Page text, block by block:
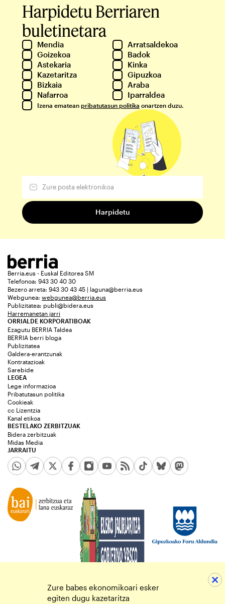
Harpidetu Berriaren
buletinetara
Mendia
Arratsaldekoa
Goizekoa
Badok
Astekaria
Kinka
Kazetaritza
Gipuzkoa
Bizkaia
Araba
Nafarroa
Iparraldea
Izena ematean pribatutasun politika onartzen duzu.
Berria.eus - Euskal Editorea SM
Telefonoa: 943 30 40 30
Bezero arreta: 943 30 43 45 | laguna@berria.eus
Webgunea: webgunea@berria.eus
Publizitatea: publi@bidera.eus
Harremanetan jarri
ORRIALDE KORPORATIBOAK
Ezagutu BERRIA Taldea
BERRIA berri bloga
Publizitatea
Galdera-erantzunak
Kontratazioak
Sarebide
JARRAITU
LEGEA
Lege informazioa
Pribatutasun politika
Cookieak
cc Lizentzia
Kanal etikoa
BESTELAKO ZERBITZUAK
Bidera zerbitzuak
Midas Media
Zure babes ekonomikoari esker
egiten dugu kazetaritza